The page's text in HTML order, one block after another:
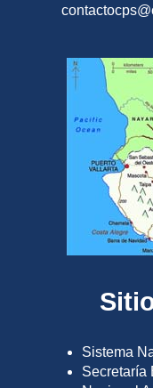
Sistema
Secretaría